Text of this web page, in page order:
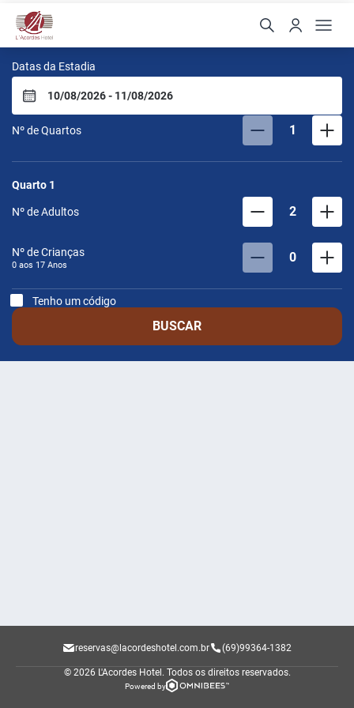
L'Acordes Hotel
Datas da Estadia
Nº de Quartos 1
Quarto 1
Nº de Adultos 2
Nº de Crianças
0 aos 17 Anos 0
Tenho um código
BUSCAR
reservas@lacordeshotel.com.br (69)99364-1382
© 2026 L'Acordes Hotel. Todos os direitos reservados.
Powered by